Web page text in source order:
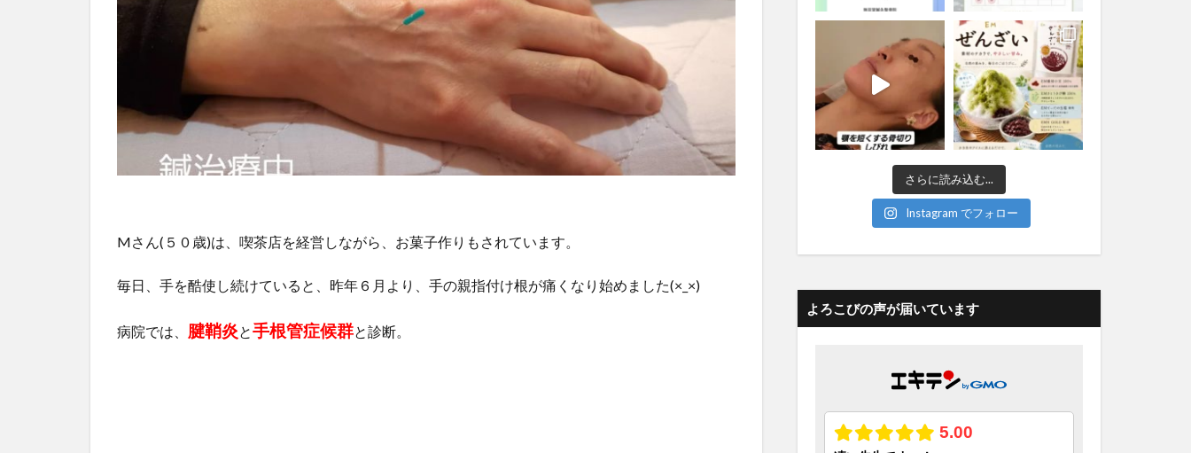
Mさん(５０歳)は、喫茶店を経営しながら、お菓子作りもされています。
毎日、手を酷使し続けていると、昨年６月より、手の親指付け根が痛くなり始めました(×_×)
病院では、 腱鞘炎 と手根管症候群と診断。
さらに読み込む...
Instagram でフォロー
よろこびの声が届いています